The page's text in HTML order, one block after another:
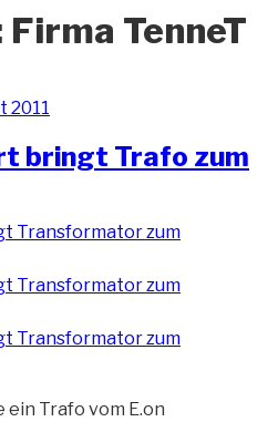
Firma TenneT
2011
bringt Trafo zum
Trafo vom E.on